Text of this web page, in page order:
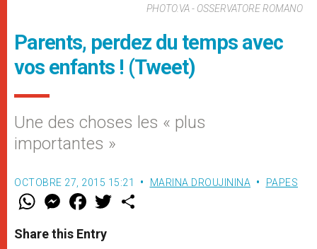
PHOTO.VA - OSSERVATORE ROMANO
Parents, perdez du temps avec
vos enfants ! (Tweet)
Une des choses les « plus
importantes »
OCTOBRE 27, 2015 15:21 MARINA DROUJININA PAPES
W
t
s
M
e
s
e
F
a
e
b
w
Share this Entry